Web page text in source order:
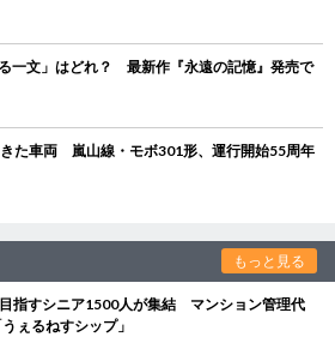
一文」はどれ？ 最新作『永遠の記憶』発売で
た車両 嵐山線・モボ301形、運行開始55周年
もっと見る
目指すシニア1500人が集結 マンション管理代
ぇるねすシップ」